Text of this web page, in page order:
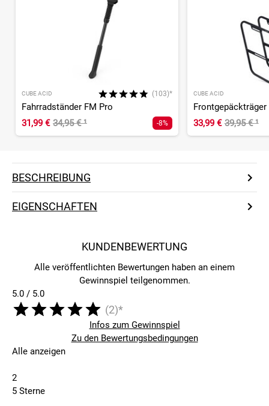
CUBE ACID (103)*
Fahrradständer FM Pro
31,99 € 34,95 €¹ -8%
CUBE ACID
33,99 € 39,95 €¹
BESCHREIBUNG
EIGENSCHAFTEN
KUNDENBEWERTUNG
Alle veröffentlichten Bewertungen haben an einem
Gewinnspiel teilgenommen.
5.0 / 5.0
(2)*
Infos zum Gewinnspiel
Zu den Bewertungsbedingungen
Alle anzeigen
2
5 Sterne